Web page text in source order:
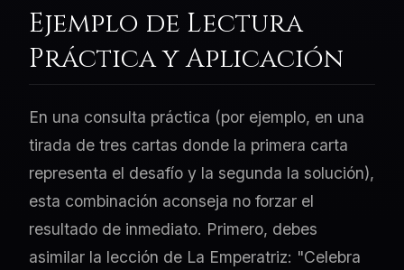
Ejemplo de Lectura
Práctica y Aplicación
En una consulta práctica (por ejemplo, en una
tirada de tres cartas donde la primera carta
representa el desafío y la segunda la solución),
esta combinación aconseja no forzar el
resultado de inmediato. Primero, debes
asimilar la lección de La Emperatriz: "Celebra